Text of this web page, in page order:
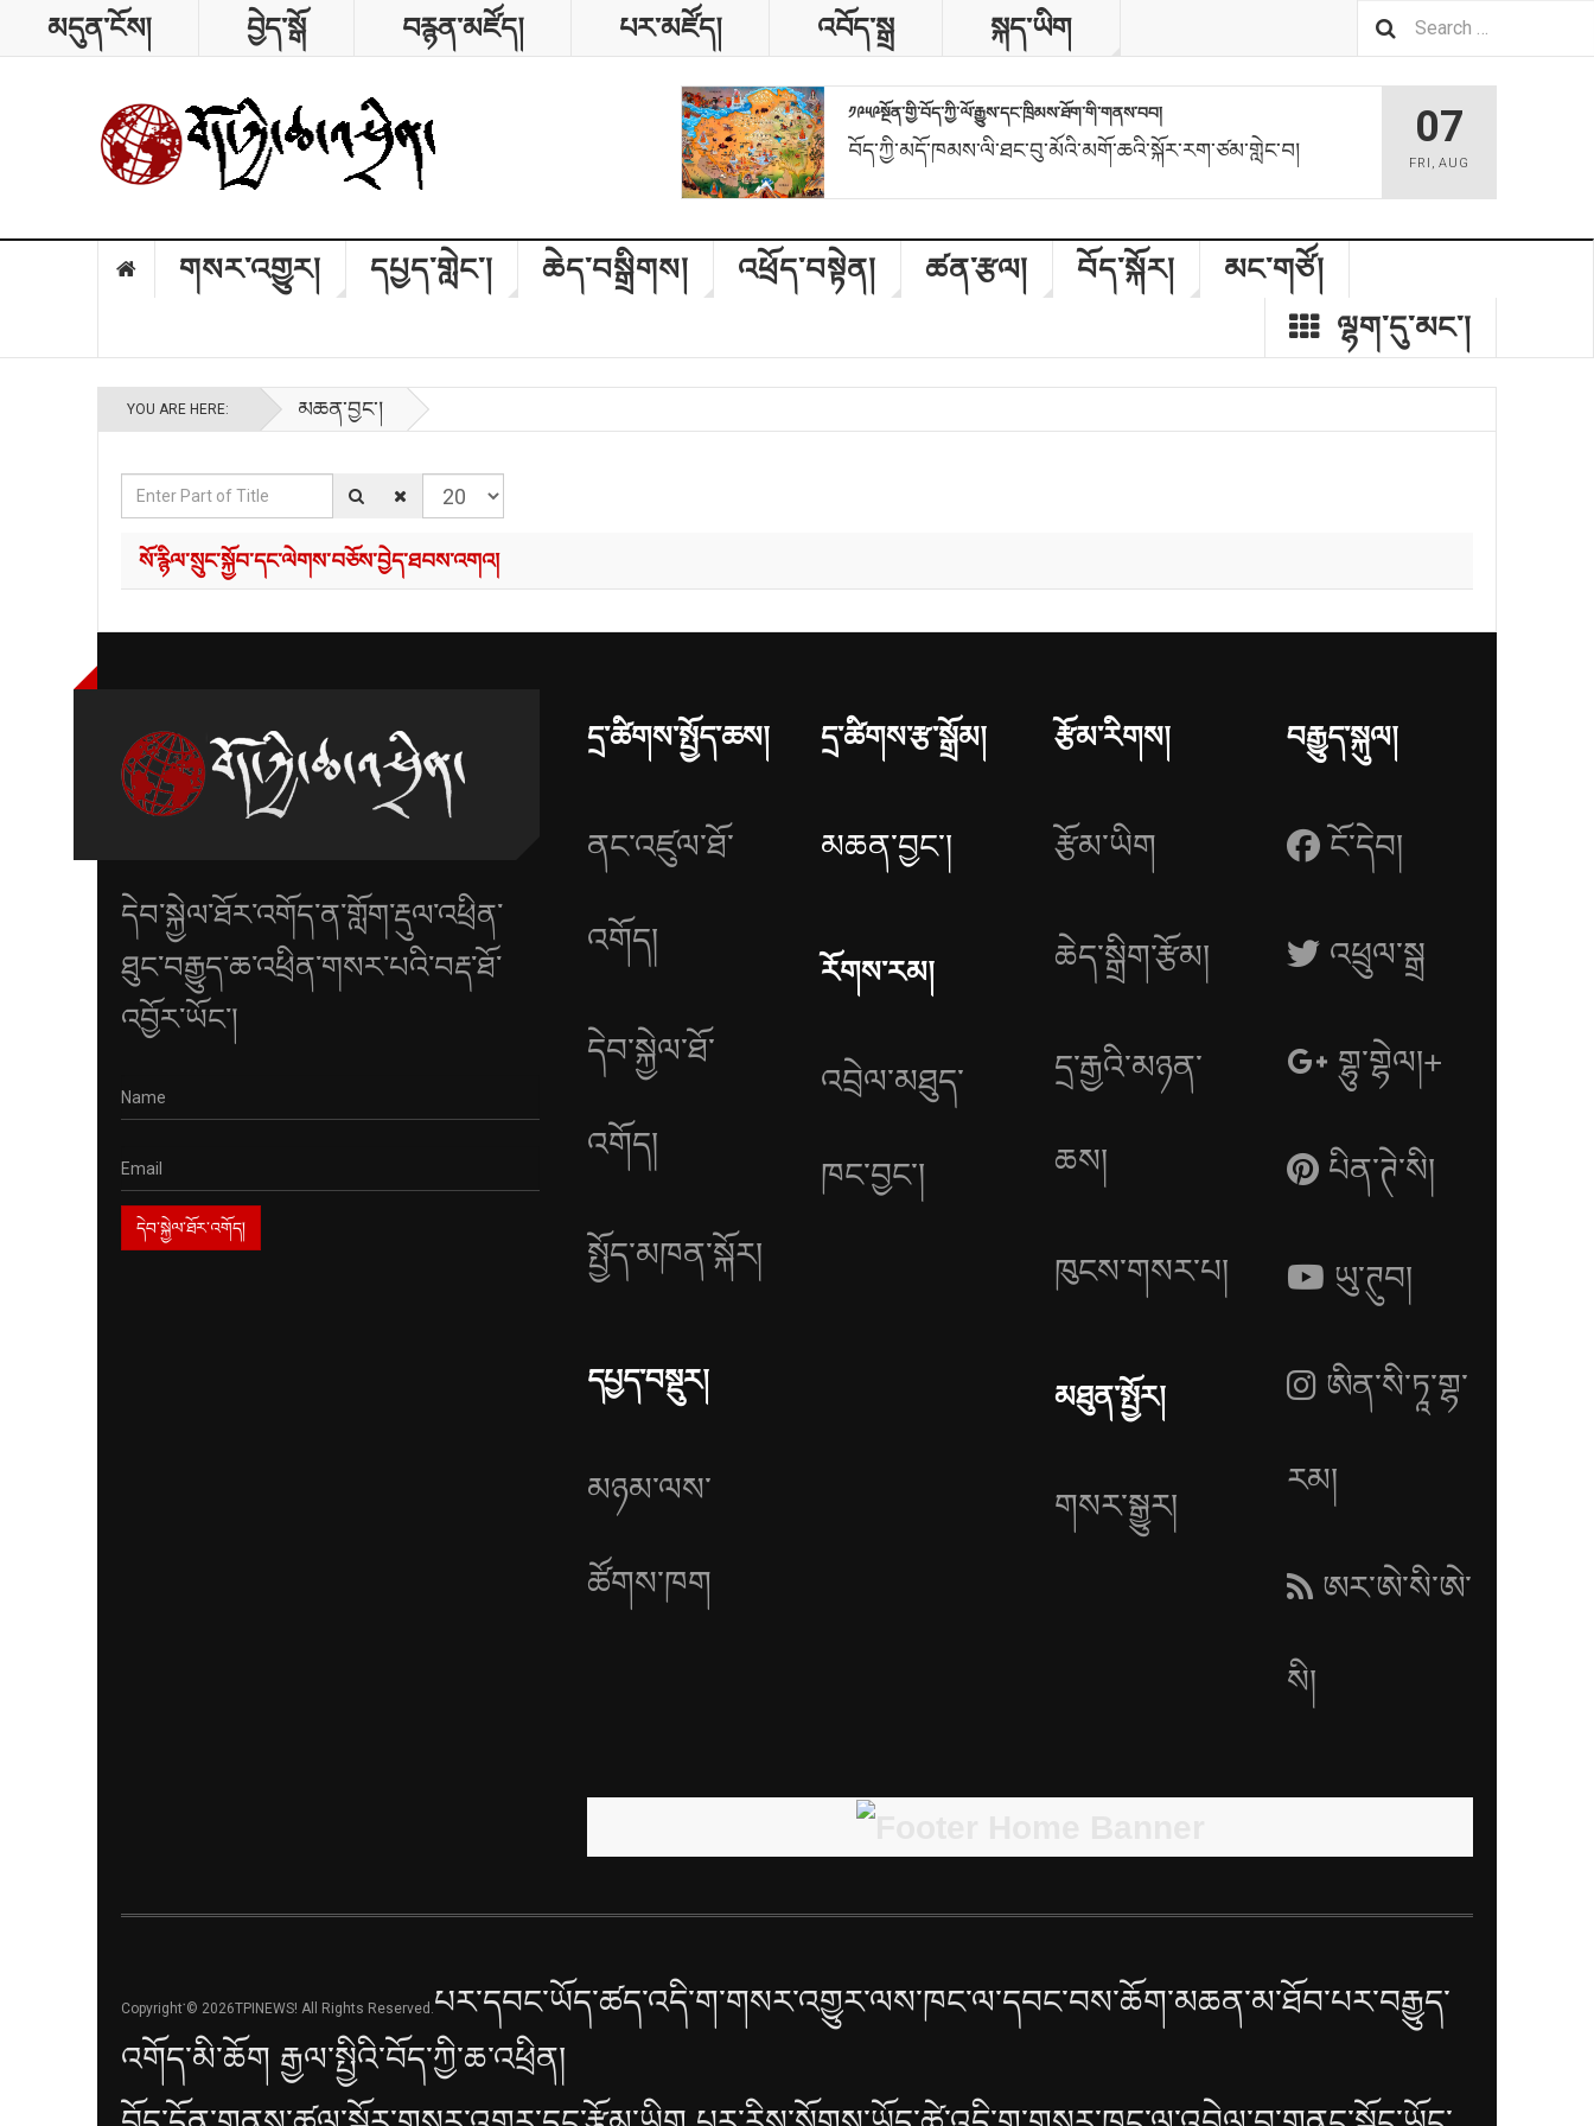
མདུན་ངོས། བྱེད་སྒོ བརྙན་མཛོད། པར་མཛོད། འབོད་སྒྲ སྐད་ཡིག
༡༩༥༩སྔོན་གྱི་བོད་ཀྱི་ལོ་རྒྱུས་དང་ཁྲིམས་ཐོག་གི་གནས་བབ།
བོད་ཀྱི་མདོ་ཁམས་ལི་ཐང་བུ་མོའི་མགོ་ཆའི་སྐོར་རག་ཙམ་གླེང་བ། 07
FRI ,AUG
གསར་འགྱུར། དཔྱད་གླེང༌། ཆེད་བསྒྲིགས། འཕྲོད་བསྟེན། ཚན་རྩལ། བོད་སྐོར།
མང་གཙོ།
ལྷག་དུ་མང༌།
YOU ARE HERE: མཆན་བྱང༌།
Enter Part of Title Display #
སོ་རྙིལ་སྲུང་སྐྱོབ་དང་ལེགས་བཅོས་བྱེད་ཐབས་འགའ།
དེབ་སྐྱེལ་ཐོར་འགོད་ན་གློག་རྡུལ་འཕྲིན་
ཐུང་བརྒྱུད་ཆ་འཕྲིན་གསར་པའི་བརྡ་ཐོ་
འབྱོར་ཡོང་།
དྲ་ཚིགས་སྤྱོད་ཆས།
ནང་འཛུལ་ཐོ་
འགོད།
དེབ་སྐྱེལ་ཐོ་
འགོད།
སྤྱོད་མཁན་སྐོར།
དཔྱད་བསྡུར།
མཉམ་ལས་
ཚོགས་ཁག
དྲ་ཚིགས་རྩ་སྒྲོམ།
མཆན་བྱང༌།
རོགས་རམ།
འབྲེལ་མཐུད་
ཁང་བྱང༌།
རྩོམ་རིགས།
རྩོམ་ཡིག
ཆེད་སྒྲིག་རྩོམ།
དྲ་རྒྱའི་མཉན་
ཆས།
ཁུངས་གསར་པ།
མཐུན་སྤྱོར།
གསར་སྒྱུར།
བརྒྱུད་སྐུལ།
ངོ་དེབ།
འཕྲུལ་སྒྲ
གྷུ་གྷེལ།+
པིན་ཊེ་སི།
ཡུ་ཊུབ།
ཨིན་སི་ཏཱ་གྷ་
རམ།
ཨར་ཨེ་སི་ཨེ་
སི།
Copyright་© 2026TPINEWS! All Rights Reserved. པར་དབང་ཡོད་ཚད་འདི་ག་གསར་འགྱུར་ལས་ཁང་ལ་དབང་བས་ཆོག་མཆན་མ་ཐོབ་པར་བརྒྱུད་
འགོད་མི་ཆོག རྒྱལ་སྤྱིའི་བོད་ཀྱི་ཆ་འཕྲིན།